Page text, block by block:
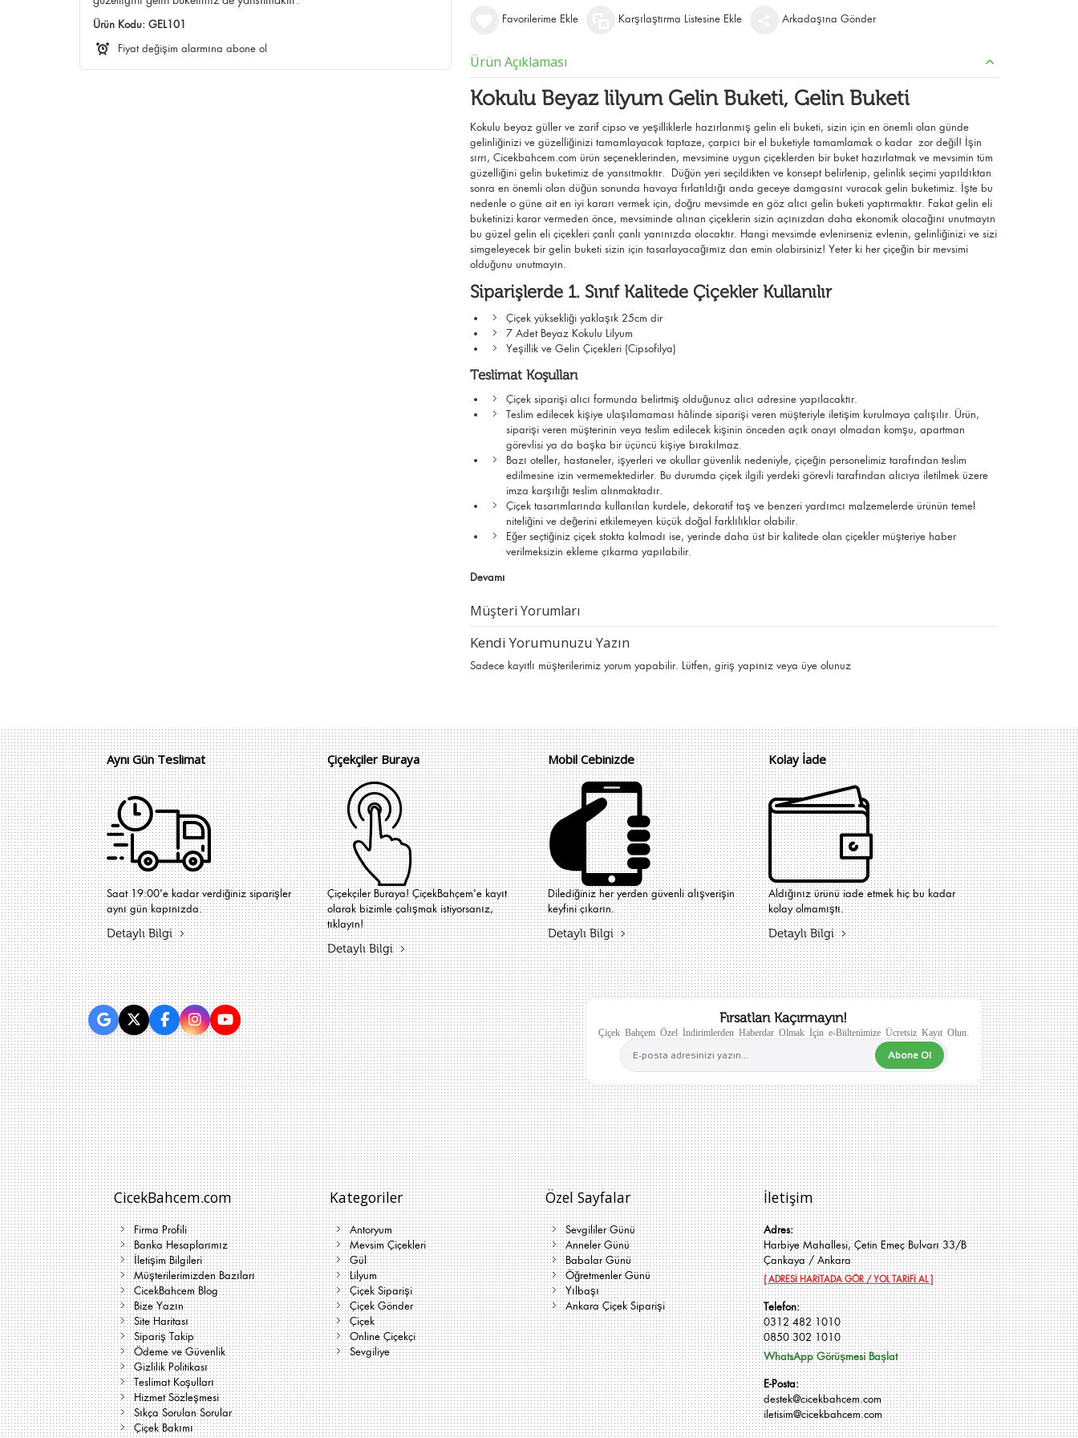
Ürün Kodu:GEL101
Fiyat değişim alarmına abone ol
Favorilerime Ekle Karşılaştırma Listesine Ekle Arkadaşına Gönder
Ürün Açıklaması
Kokulu Beyaz lilyum Gelin Buketi, Gelin Buketi
Kokulu beyaz güller ve zarif cipso ve yeşilliklerle hazırlanmış gelin eli buketi, sizin için en önemli olan günde
gelinliğinizi ve güzelliğinizi tamamlayacak taptaze, çarpıcı bir el buketiyle tamamlamak o kadar zor değil! İşin
sırrı, Cicekbahcem.com ürün seçeneklerinden, mevsimine uygun çiçeklerden bir buket hazırlatmak ve mevsimin tüm
güzelliğini gelin buketimiz de yansıtmaktır. Düğün yeri seçildikten ve konsept belirlenip, gelinlik seçimi yapıldıktan
sonra en önemli olan düğün sonunda havaya fırlatıldığı anda geceye damgasını vuracak gelin buketimiz. İşte bu
nedenle o güne ait en iyi kararı vermek için, doğru mevsimde en göz alıcı gelin buketi yaptırmaktır. Fakat gelin eli
buketinizi karar vermeden önce, mevsiminde alınan çiçeklerin sizin açınızdan daha ekonomik olacağını unutmayın
bu güzel gelin eli çiçekleri çanlı çanlı yanınızda olacaktır. Hangi mevsimde evlenirseniz evlenin, gelinliğinizi ve sizi
simgeleyecek bir gelin buketi sizin için tasarlayacağımız dan emin olabirsiniz! Yeter ki her çiçeğin bir mevsimi
olduğunu unutmayın.
Siparişlerde 1. Sınıf Kalitede Çiçekler Kullanılır
Çiçek yüksekliği yaklaşık 25cm dir
7 Adet Beyaz Kokulu Lilyum
Yeşillik ve Gelin Çiçekleri (Cipsofilya)
Teslimat Koşulları
Çiçek siparişi alıcı formunda belirtmiş olduğunuz alıcı adresine yapılacaktır.
Teslim edilecek kişiye ulaşılamaması hâlinde siparişi veren müşteriyle iletişim kurulmaya çalışılır. Ürün,
siparişi veren müşterinin veya teslim edilecek kişinin önceden açık onayı olmadan komşu, apartman
görevlisi ya da başka bir üçüncü kişiye bırakılmaz.
Bazı oteller, hastaneler, işyerleri ve okullar güvenlik nedeniyle, çiçeğin personelimiz tarafından teslim
edilmesine izin vermemektedirler. Bu durumda çiçek ilgili yerdeki görevli tarafından alıcıya iletilmek üzere
imza karşılığı teslim alınmaktadır.
Çiçek tasarımlarında kullanılan kurdele, dekoratif taş ve benzeri yardımcı malzemelerde ürünün temel
niteliğini ve değerini etkilemeyen küçük doğal farklılıklar olabilir.
Eğer seçtiğiniz çiçek stokta kalmadı ise, yerinde daha üst bir kalitede olan çiçekler müşteriye haber
verilmeksizin ekleme çıkarma yapılabilir.
Devamı
Müşteri Yorumları
Kendi Yorumunuzu Yazın
Sadece kayıtlı müşterilerimiz yorum yapabilir. Lütfen,giriş yapınız veya üye olunuz
Aynı Gün Teslimat
Saat 19:00'e kadar verdiğiniz siparişler
aynı gün kapınızda.
Detaylı Bilgi
Çiçekçiler Buraya
Çiçekçiler Buraya! ÇiçekBahçem'e kayıt
olarak bizimle çalışmak istiyorsanız,
tıklayın!
Detaylı Bilgi
Mobil Cebinizde
Dilediğiniz her yerden güvenli alışverişin
keyfini çıkarın.
Detaylı Bilgi
Kolay İade
Aldığınız ürünü iade etmek hiç bu kadar
kolay olmamıştı.
Detaylı Bilgi
Fırsatları Kaçırmayın!
Çiçek Bahçem Özel İndirimlerden Haberdar Olmak İçin e-Bültenimize Ücretsiz Kayıt Olun.
Abone Ol
CicekBahcem.com
Firma Profili
Banka Hesaplarımız
İletişim Bilgileri
Müşterilerimizden Bazıları
CicekBahcem Blog
Bize Yazın
Site Haritası
Sipariş Takip
Ödeme ve Güvenlik
Gizlilik Politikası
Teslimat Koşulları
Hizmet Sözleşmesi
Sıkça Sorulan Sorular
Çiçek Bakımı
Kategoriler
Antoryum
Mevsim Çiçekleri
Gül
Lilyum
Çiçek Siparişi
Çiçek Gönder
Çiçek
Online Çiçekçi
Sevgiliye
Özel Sayfalar
Sevgililer Günü
Anneler Günü
Babalar Günü
Öğretmenler Günü
Yılbaşı
Ankara Çiçek Siparişi
İletişim
Adres:
Harbiye Mahallesi, Çetin Emeç Bulvarı 33/B
Çankaya / Ankara
[ ADRESİ HARİTADA GÖR / YOL TARİFİ AL ]
Telefon:
0312 482 1010
0850 302 1010
WhatsApp Görüşmesi Başlat
E-Posta:
destek@cicekbahcem.com
iletisim@cicekbahcem.com